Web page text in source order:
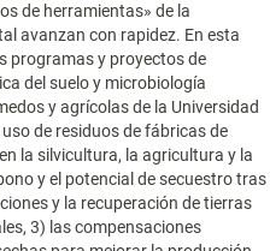
de herramientas» de la
avanzan con rapidez. En esta
programas y proyectos de
del suelo y microbiología
y agrícolas de la Universidad
de residuos de fábricas de
la silvicultura, la agricultura y la
y el potencial de secuestro tras
y la recuperación de tierras
3) las compensaciones